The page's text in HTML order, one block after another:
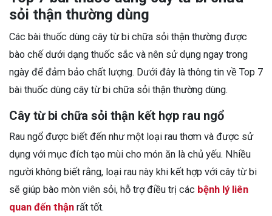
sỏi thận thường dùng
Các bài thuốc dùng cây từ bi chữa sỏi thận thường được
bào chế dưới dạng thuốc sắc và nên sử dụng ngay trong
ngày để đảm bảo chất lượng. Dưới đây là thông tin về Top 7
bài thuốc dùng cây từ bi chữa sỏi thận thường dùng.
Cây từ bi chữa sỏi thận kết hợp rau ngổ
Rau ngổ được biết đến như một loại rau thơm và được sử
dụng với mục đích tạo mùi cho món ăn là chủ yếu. Nhiều
người không biết rằng, loại rau này khi kết hợp với cây từ bi
sẽ giúp bào mòn viên sỏi, hỗ trợ điều trị các bệnh lý liên
quan đến thận rất tốt.